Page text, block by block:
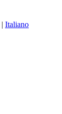
| Italiano